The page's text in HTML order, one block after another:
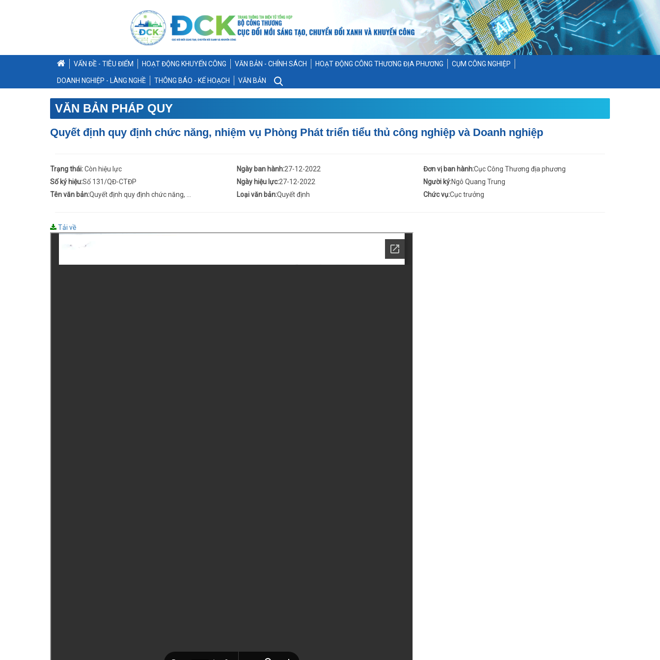
VẤN ĐỀ - TIÊU ĐIỂM HOẠT ĐỘNG KHUYẾN CÔNG VĂN BẢN - CHÍNH SÁCH HOẠT ĐỘNG CÔNG THƯƠNG ĐỊA PHƯƠNG CỤM CÔNG NGHIỆP
DOANH NGHIỆP - LÀNG NGHỀ THÔNG BÁO - KẾ HOẠCH VĂN BẢN
VĂN BẢN PHÁP QUY
Quyết định quy định chức năng, nhiệm vụ Phòng Phát triển tiểu thủ công nghiệp và Doanh nghiệp
Trạng thái:Còn hiệu lực
Số ký hiệu:Số 131/QĐ-CTĐP
Tên văn bản:Quyết định quy định chức năng, ...
Ngày ban hành:27-12-2022
Ngày hiệu lực:27-12-2022
Loại văn bản:Quyết định
Đơn vị ban hành:Cục Công Thương địa phương
Người ký:Ngô Quang Trung
Chức vụ:Cục trưởng
Tải về